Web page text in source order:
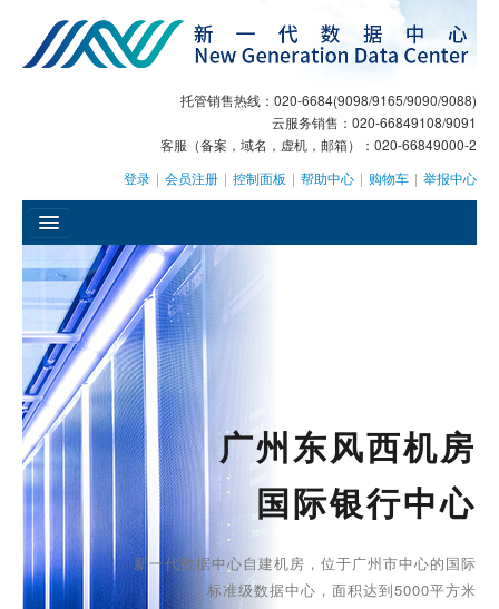
托管销售热线：020-6684(9098/9165/9090/9088)
云服务销售：020-66849108/9091
客服（备案，域名，虚机，邮箱）：020-66849000-2
登录 | 会员注册 | 控制面板 | 帮助中心 | 购物车 | 举报中心
GEO
AI客服
大模型服务
主机托管
域名注册
虚拟主机
企业邮箱
广州东风西机房
国际银行中心
新一代数据中心自建机房，位于广州市中心的国际
标准级数据中心，面积达到5000平方米